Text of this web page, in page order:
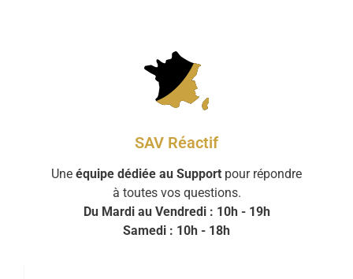
SAV Réactif
Une équipe dédiée au Support pour répondre
à toutes vos questions.
Du Mardi au Vendredi : 10h - 19h
Samedi : 10h - 18h